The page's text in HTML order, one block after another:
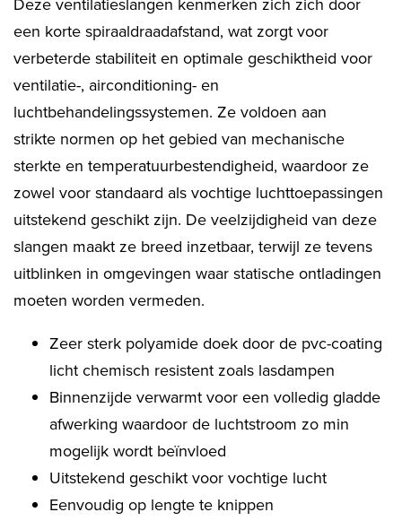
een korte spiraaldraadafstand, wat zorgt voor
verbeterde stabiliteit en optimale geschiktheid voor
ventilatie-, airconditioning- en
luchtbehandelingssystemen. Ze voldoen aan
strikte normen op het gebied van mechanische
sterkte en temperatuurbestendigheid, waardoor ze
zowel voor standaard als vochtige luchttoepassingen
uitstekend geschikt zijn. De veelzijdigheid van deze
slangen maakt ze breed inzetbaar, terwijl ze tevens
uitblinken in omgevingen waar statische ontladingen
moeten worden vermeden.
Zeer sterk polyamide doek door de pvc-coating
licht chemisch resistent zoals lasdampen
Binnenzijde verwarmt voor een volledig gladde
afwerking waardoor de luchtstroom zo min
mogelijk wordt beïnvloed
Uitstekend geschikt voor vochtige lucht
Eenvoudig op lengte te knippen